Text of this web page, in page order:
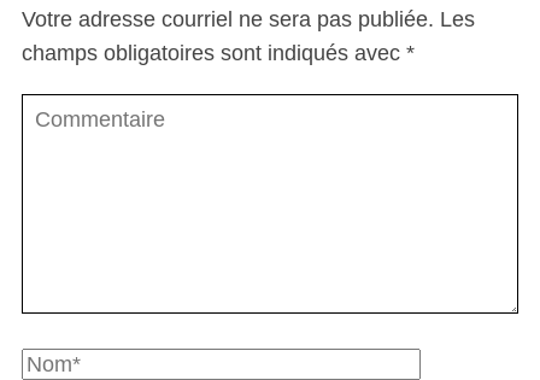
Votre adresse courriel ne sera pas publiée. Les
champs obligatoires sont indiqués avec *